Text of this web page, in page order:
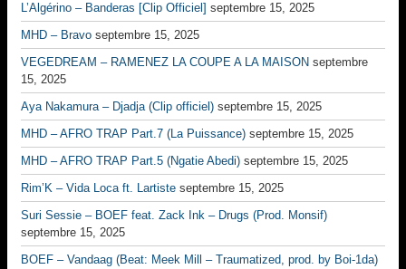
L’Algérino – Banderas [Clip Officiel] septembre 15, 2025
MHD – Bravo septembre 15, 2025
VEGEDREAM – RAMENEZ LA COUPE A LA MAISON septembre
15, 2025
Aya Nakamura – Djadja (Clip officiel) septembre 15, 2025
MHD – AFRO TRAP Part.7 (La Puissance) septembre 15, 2025
MHD – AFRO TRAP Part.5 (Ngatie Abedi) septembre 15, 2025
Rim’K – Vida Loca ft. Lartiste septembre 15, 2025
Suri Sessie – BOEF feat. Zack Ink – Drugs (Prod. Monsif)
septembre 15, 2025
BOEF – Vandaag (Beat: Meek Mill – Traumatized, prod. by Boi-1da)